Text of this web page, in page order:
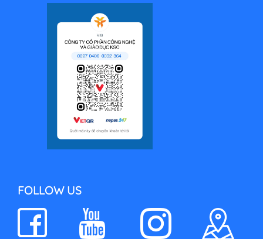
FOLLOW US